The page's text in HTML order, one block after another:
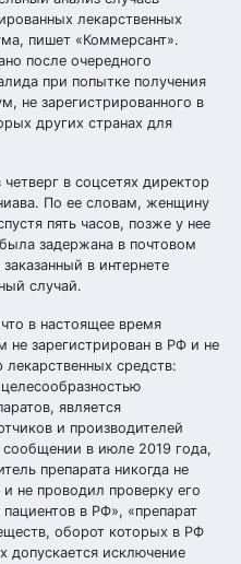
лекарственных
пишет «Коммерсант».
после очередного
при попытке получения
не зарегистрированного в
других странах для
в соцсетях директор
По ее словам, женщину
пять часов, позже у нее
задержана в почтовом
в интернете
случай.
в настоящее время
не зарегистрирован в РФ и не
лекарственных средств:
является
и производителей
сообщении в июле 2019 года,
препарата никогда не
не проводил проверку его
в РФ», «препарат
оборот которых в РФ
допускается исключение